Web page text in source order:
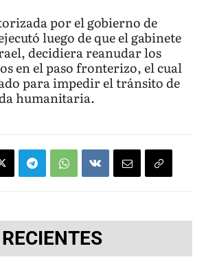
por el gobierno de
luego de que el gabinete
decidiera reanudar los
en el paso fronterizo, el cual
para impedir el tránsito de
humanitaria.
RECIENTES